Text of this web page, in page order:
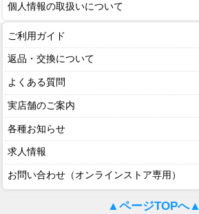
個人情報の取扱いについて
ご利用ガイド
返品・交換について
よくある質問
実店舗のご案内
各種お知らせ
求人情報
お問い合わせ（オンラインストア専用）
▲ページTOPへ▲